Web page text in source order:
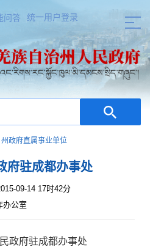
问答 统一用户登录
州政府直属事业单位
府驻成都办事处
09-14 17时42分
办公室
府驻成都办事处